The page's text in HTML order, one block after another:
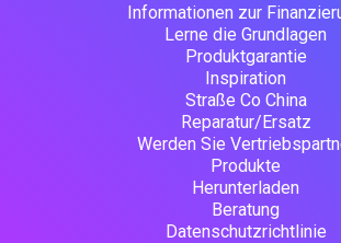
Informationen zur
Lerne die Grundlagen
Produktgarantie
Inspiration
Straße Co China
Reparatur/Ersatz
Werden Sie
Produkte
Herunterladen
Beratung
Datenschutzrichtlinie